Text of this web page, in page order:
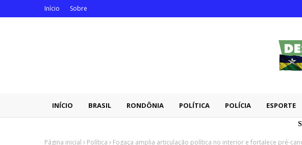
Início Sobre
INÍCIO BRASIL RONDÔNIA POLÍTICA POLÍCIA ESPORTE
Página inicial Política
Fogaça amplia articulação política no interior e fortalece pré-